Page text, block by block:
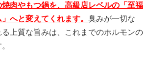
肉やもつ鍋を、高級店レベルの「至福
へと変えてくれます。 臭みが一切な
る上質な旨みは、これまでのホルモンの